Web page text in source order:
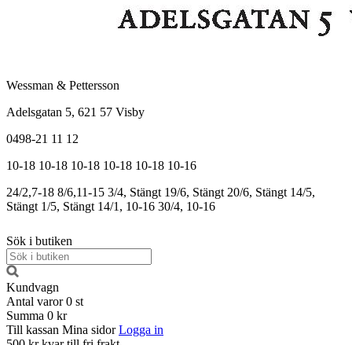
Wessman & Pettersson
Adelsgatan 5, 621 57 Visby
0498-21 11 12
10-18 10-18 10-18 10-18 10-18 10-16
24/2,7-18 8/6,11-15 3/4, Stängt 19/6, Stängt 20/6, Stängt 14/5,
Stängt 1/5, Stängt 14/1, 10-16 30/4, 10-16
Sök i butiken
Kundvagn
Antal varor 0 st
Summa 0 kr
Till kassan Mina sidor Logga in